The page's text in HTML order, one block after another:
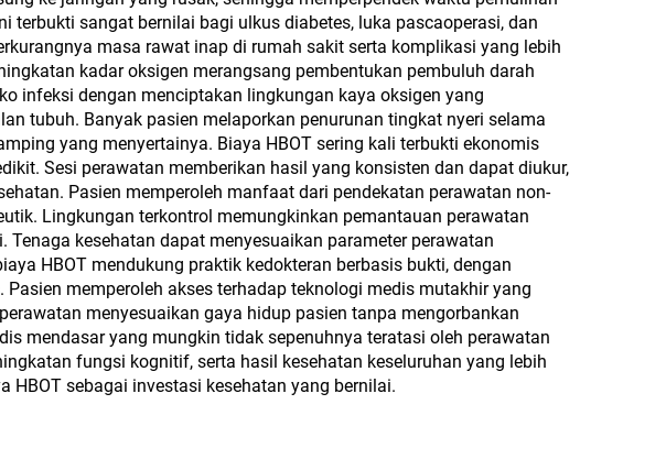
sangat bernilai bagi ulkus diabetes, luka pascaoperasi, dan
masa rawat inap di rumah sakit serta komplikasi yang lebih
kadar oksigen merangsang pembentukan pembuluh darah
infeksi dengan menciptakan lingkungan kaya oksigen yang
tubuh. Banyak pasien melaporkan penurunan tingkat nyeri selama
yang menyertainya. Biaya HBOT sering kali terbukti ekonomis
Sesi perawatan memberikan hasil yang konsisten dan dapat diukur,
Pasien memperoleh manfaat dari pendekatan perawatan non-
Lingkungan terkontrol memungkinkan pemantauan perawatan
kesehatan dapat menyesuaikan parameter perawatan
HBOT mendukung praktik kedokteran berbasis bukti, dengan
memperoleh akses terhadap teknologi medis mutakhir yang
menyesuaikan gaya hidup pasien tanpa mengorbankan
mendasar yang mungkin tidak sepenuhnya teratasi oleh perawatan
fungsi kognitif, serta hasil kesehatan keseluruhan yang lebih
sebagai investasi kesehatan yang bernilai.